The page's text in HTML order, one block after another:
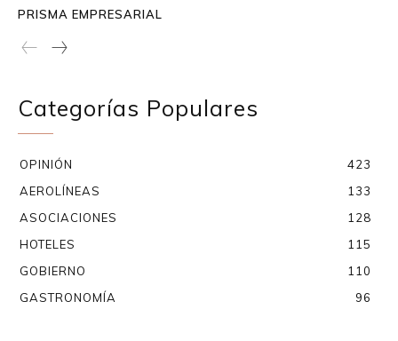
PRISMA EMPRESARIAL
Categorías Populares
OPINIÓN
423
AEROLÍNEAS
133
ASOCIACIONES
128
HOTELES
115
GOBIERNO
110
GASTRONOMÍA
96